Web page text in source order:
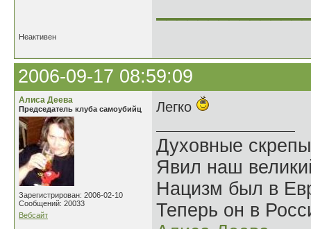
Неактивен
2006-09-17 08:59:09
Алиса Деева
Председатель клуба самоубийц
Зарегистрирован: 2006-02-10
Сообщений: 20033
Вебсайт
Легко
Духовные
Явил наш
Нацизм был в
Теперь он в